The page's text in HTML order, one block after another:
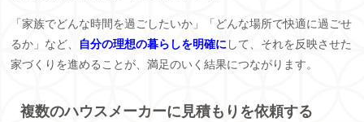
「家族でどんな時間を過ごしたいか」「どんな場所で快適に過ごせ
るか」など、 自分の理想の暮らしを明確に して、それを反映させた
家づくりを進めることが、満足のいく結果につながります。
複数のハウスメーカーに見積もりを依頼する